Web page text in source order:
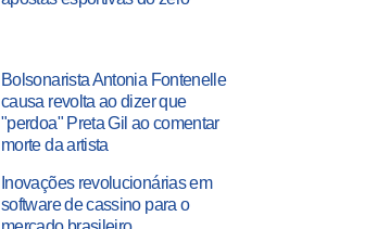
Bolsonarista Antonia Fontenelle
causa revolta ao dizer que
"perdoa" Preta Gil ao comentar
morte da artista
Inovações revolucionárias em
software de cassino para o